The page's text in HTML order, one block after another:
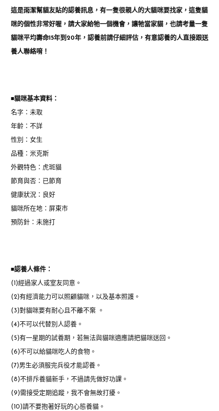
這是雨潔幫貓友貼的認養訊息，有一隻很親人的大貓咪要找家，這隻貓
咪的個性非常好喔，請大家給牠一個機會，讓牠當家貓，也請考量一隻
貓咪平均壽命15年到20年，認養前請仔細評估，有意認養的人直接跟送
養人聯絡唷！
■貓咪基本資料：
名字：未取
年齡：不詳
性別：女生
品種：米克斯
外觀特色：虎斑貓
節育與否：已節育
健康狀況：良好
貓咪所在地：屏東市
預防針：未施打
■認養人條件：
(1)經過家人或室友同意。
(2)有經濟能力可以照顧貓咪，以及基本照護。
(3)對貓咪要有耐心且不離不棄 。
(4)不可以代替別人認養。
(5)有一星期的試養期，若無法與貓咪適應請把貓咪送回。
(6)不可以給貓咪吃人的食物。
(7)男生必須服完兵役才能認養。
(8)不排斥養貓新手，不過請先做好功課。
(9)需接受定期追蹤，我不會無故打擾。
(10)請不要抱著好玩的心態養貓。